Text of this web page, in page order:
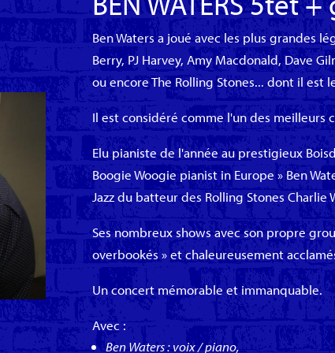
Ben Waters a joué avec les plus grandes
Berry, PJ Harvey, Amy Macdonald, Dave
ou encore The Rolling Stones... dont il est
Il est considéré comme l'un des meilleurs
Elu pianiste de l'année au prestigieux
Boogie Woogie pianist in Europe » Ben
Jazz du batteur des Rolling Stones Charlie
Ses nombreux shows avec son propre
overbookés » et chaleureusement
Un concert mémorable et immanquable.
Avec :
Ben Waters : voix / piano,